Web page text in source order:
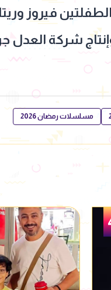
فيروز
وإنتاج شركة
مسلسلات رمضان 2026